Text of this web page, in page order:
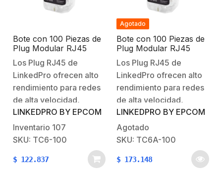
Bote con 100 Piezas de
Plug Modular RJ45
Cat6 sin blindaje,
chapado de oro a 30
micras para durabilidad
extrema
Los Plug RJ45 de
LinkedPro ofrecen alto
rendimiento para redes
de alta velocidad,
chapados en oro con el
mas alto grado de 30
micras mantienen una
conductividad óptima
con el conector RJ45 y
LINKEDPRO BY EPCOM
Inventario 107
SKU: TC6-100
$ 122.837
Agotado
Bote con 100 Piezas de
Plug Modular RJ45
Cat6A chapado de oro a
30 micras para
durabilidad extrema
Los Plug RJ45 de
LinkedPro ofrecen alto
rendimiento para redes
de alta velocidad,
chapados en oro con el
mas alto grado de 30
micras mantienen una
conductividad óptima
con el conector RJ45 y
LINKEDPRO BY EPCOM
Agotado
SKU: TC6A-100
$ 173.148